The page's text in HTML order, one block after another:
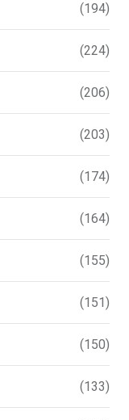
(194)
(224)
(206)
(203)
(174)
(164)
(155)
(151)
(150)
(133)